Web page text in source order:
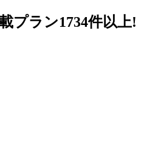
プラン1734件以上!